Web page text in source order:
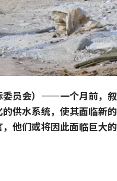
委员会）——一个月前，
供水系统，使其面临新
他们或将因此面临巨大的